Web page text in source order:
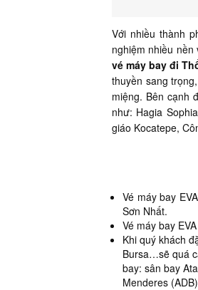
Với nhiều thành
nghiệm nhiều
vé máy bay đi
thuyền sang
miệng. Bên cạnh
như: Hagia
giáo Kocatepe,
Vé máy bay
Sơn Nhất.
Vé máy bay
Khi quý khách
Bursa…sẽ quá
bay: sân bay
Menderes